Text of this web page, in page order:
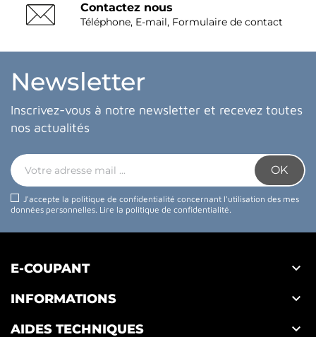
Contactez nous
Téléphone, E-mail, Formulaire de contact
Newsletter
Inscrivez-vous à notre newsletter et recevez toutes
nos actualités
J'accepte la politique de confidentialité concernant l'utilisation des mes
données personnelles. Lire la politique de confidentialité.
E-COUPANT 
INFORMATIONS 
AIDES TECHNIQUES 